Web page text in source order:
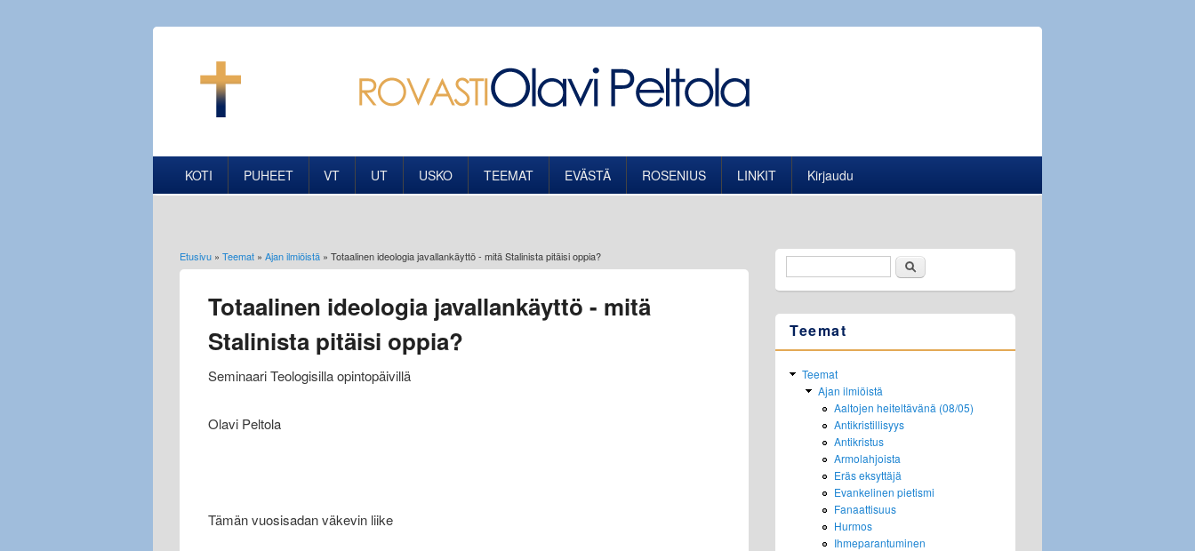
KOTI PUHEET VT UT USKO TEEMAT EVÄSTÄ ROSENIUS LINKIT Kirjaudu
Olet täällä
Etusivu » Teemat » Ajan ilmiöistä » Totaalinen ideologia javallankäyttö - mitä Stalinista pitäisi oppia?
Totaalinen ideologia javallankäyttö - mitä
Stalinista pitäisi oppia?
Seminaari Teologisilla opintopäivillä
Olavi Peltola
Tämän vuosisadan väkevin liike
HakulomakeEtsi
Teemat
Teemat
Ajan ilmiöistä
Aaltojen heiteltävänä (08/05)
Antikristillisyys
Antikristus
Armolahjoista
Eräs eksyttäjä
Evankelinen pietismi
Fanaattisuus
Hurmos
Ihmeparantuminen